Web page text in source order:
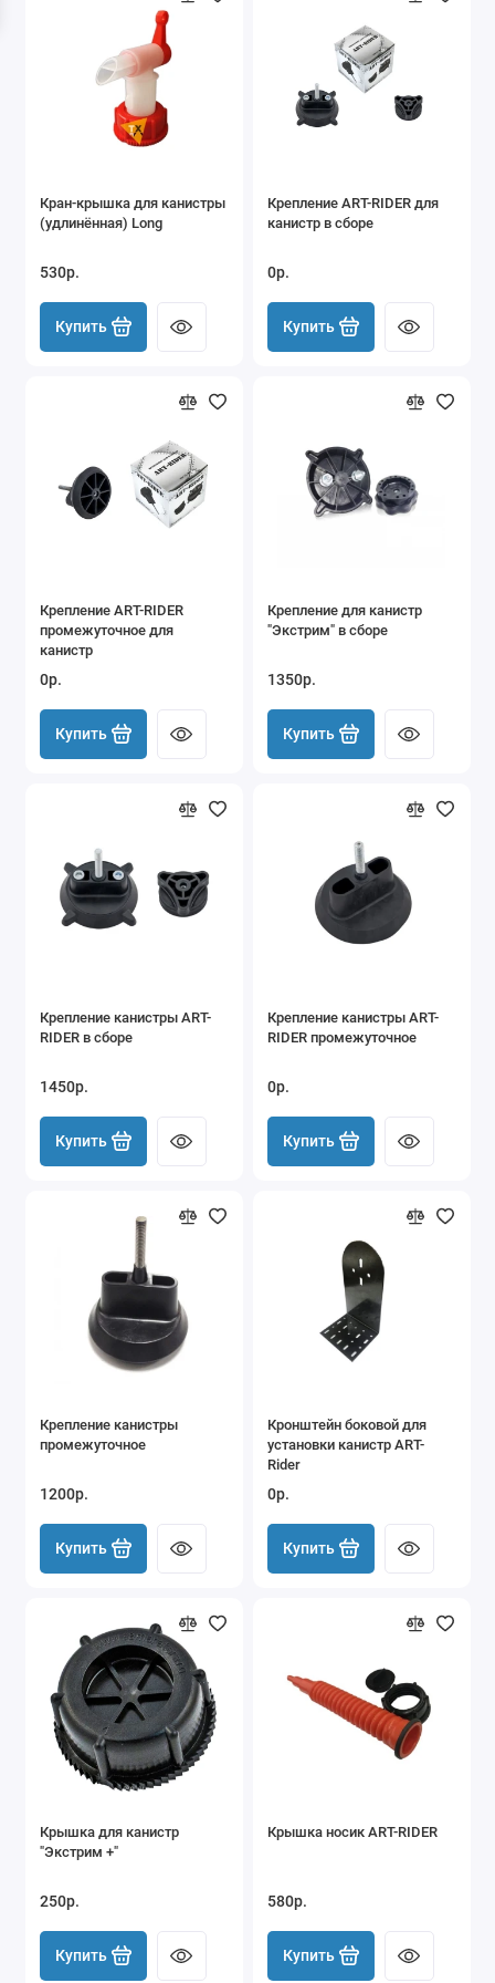
Мангалы, казаны и грили
Маркизы
Ножи и мультитулы
Палки треккинговые
Паракорд
Пилы, топоры, лопаты
Средства защиты от насекомых
Стяжные ремни для крепления груза
Термобоксы
Туристическая посуда
Туристические тенты
Туристические фонари
Холодильники автомобильные
Кран-крышка для канистры
(удлинённая) Long
530р.
Купить
Крепление ART-RIDER для
канистр в сборе
0р.
Купить
Крепление ART-RIDER
промежуточное для
канистр
0р.
Купить
Крепление для канистр
"Экстрим" в сборе
1350р.
Купить
Крепление канистры ART-
RIDER в сборе
1450р.
Купить
Крепление канистры ART-
RIDER промежуточное
0р.
Купить
Крепление канистры
промежуточное
1200р.
Купить
Кронштейн боковой для
установки канистр ART-
Rider
0р.
Купить
Крышка для канистр
"Экстрим +"
250р.
Купить
Крышка носик ART-RIDER
580р.
Купить